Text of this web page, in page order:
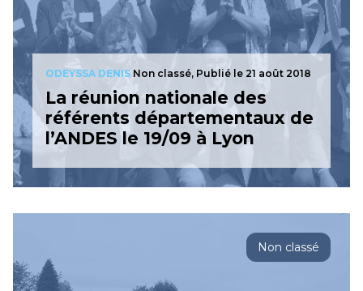
ODEYSSA DENIS Non classé, Publié le 21 août 2018
La réunion nationale des
référents départementaux de
l’ANDES le 19/09 à Lyon
Non classé